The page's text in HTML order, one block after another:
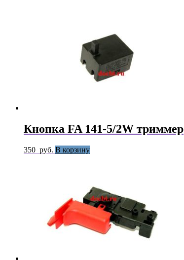
Кнопка FA 141-5/2W триммер
350 руб. В корзину